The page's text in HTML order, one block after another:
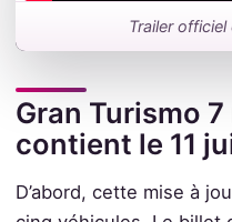
Trailer officiel
Gran Turismo
contient le 11
D’abord, cette mise à